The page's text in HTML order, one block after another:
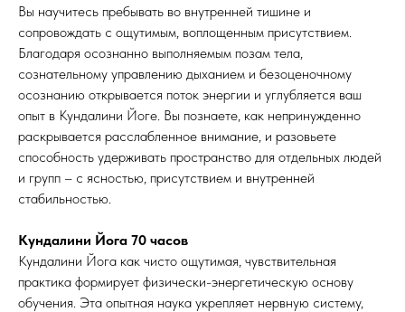
Вы научитесь пребывать во внутренней тишине и
сопровождать с ощутимым, воплощенным присутствием.
Благодаря осознанно выполняемым позам тела,
сознательному управлению дыханием и безоценочному
осознанию открывается поток энергии и углубляется ваш
опыт в Кундалини Йоге. Вы познаете, как непринужденно
раскрывается расслабленное внимание, и разовьете
способность удерживать пространство для отдельных людей
и групп – с ясностью, присутствием и внутренней
стабильностью.
Кундалини Йога 70 часов
Кундалини Йога как чисто ощутимая, чувствительная
практика формирует физически-энергетическую основу
обучения. Эта опытная наука укрепляет нервную систему,